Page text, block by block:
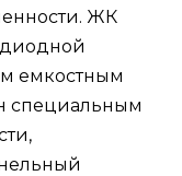
ЖК
емкостным
специальным